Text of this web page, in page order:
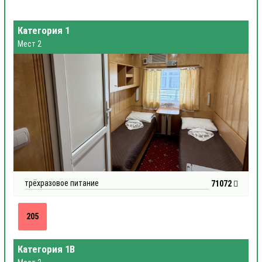
Категория 1
Мест 2
трёхразовое питание 71072
205
Категория 1В